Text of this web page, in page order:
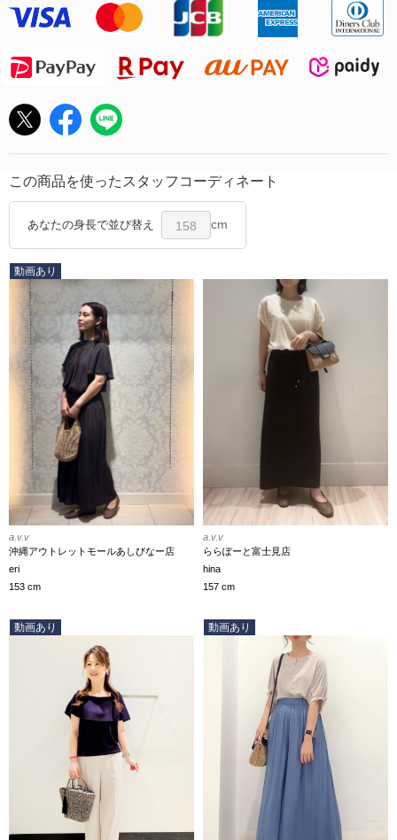
この商品を使ったスタッフコーディネート
あなたの身長で並び替え 158 cm
動画あり
a.v.v
沖縄アウトレットモールあしびなー店
eri
153 cm
a.v.v
ららぽーと富士見店
hina
157 cm
動画あり 動画あり